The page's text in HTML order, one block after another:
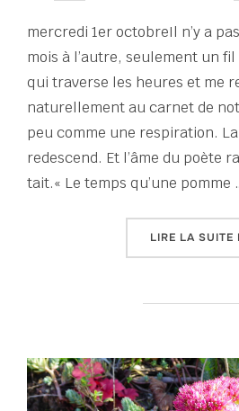
mercredi 1er octobreIl n’y a
mois à l’autre, seulement un
qui traverse les heures et me
naturellement au carnet de
peu comme une respiration.
redescend. Et l’âme du poète
tait.« Le temps qu’une pomme
LIRE LA SUITE